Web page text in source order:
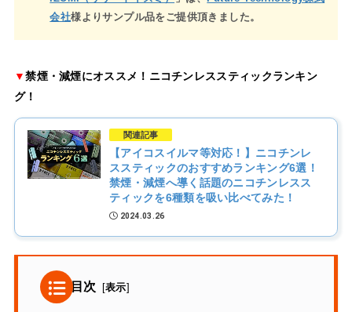
会社様よりサンプル品をご提供頂きました。
▼禁煙・減煙にオススメ！ニコチンレススティックランキン
グ！
関連記事
【アイコスイルマ等対応！】ニコチンレ
ススティックのおすすめランキング6選！
禁煙・減煙へ導く話題のニコチンレスス
ティックを6種類を吸い比べてみた！
2024.03.26
目次 [表示